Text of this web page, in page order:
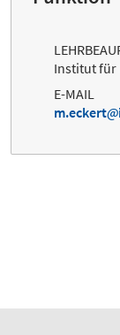
Institut für
E-MAIL
m.eckert